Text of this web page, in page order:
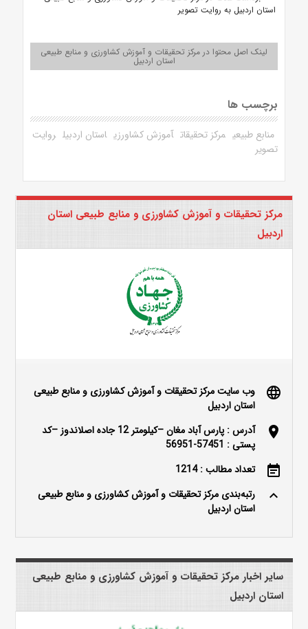
استان اردبیل به روایت تصویر
لینک اصل محتوا در مرکز تحقیقات و آموزش کشاورزی و منابع طبیعی
استان اردبیل
برچسب ها
منابع طبیعی مرکز تحقیقات آموزش کشاورزی استان اردبیل روایت
تصویر
مرکز تحقیقات و آموزش کشاورزی و منابع طبیعی استان
اردبیل
language
وب سایت مرکز تحقیقات و آموزش کشاورزی و منابع طبیعی
استان اردبیل
location_on
آدرس : پارس آباد مغان –کیلومتر 12 جاده اصلاندوز –کد
پستی : 57451-56951
event_note تعداد مطالب : 1214
keyboard_arrow_up
رتبه‌بندی مرکز تحقیقات و آموزش کشاورزی و منابع طبیعی
استان اردبیل
سایر اخبار مرکز تحقیقات و آموزش کشاورزی و منابع طبیعی
استان اردبیل